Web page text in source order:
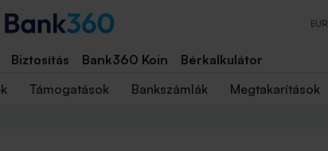
EUR
Biztosítás Bank360 Koin Bérkalkulátor
Támogatások Bankszámlák Megtakarítások